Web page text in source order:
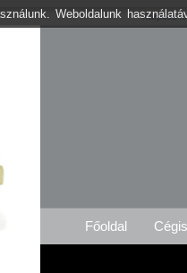
Kárpitos
Főoldal
Weboldalunk